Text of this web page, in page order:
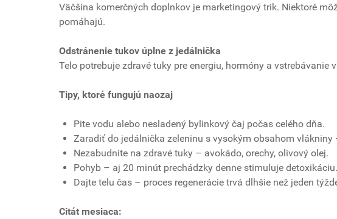
Väčšina komerčných doplnkov je marketingový trik. Niektoré
pomáhajú.
Odstránenie tukov úplne z jedálnička
Telo potrebuje zdravé tuky pre energiu, hormóny a
Tipy, ktoré fungujú naozaj
Pite vodu alebo nesladený bylinkový čaj počas celého dňa.
Zaradiť do jedálnička zeleninu s vysokým obsahom vlákniny
Nezabudnite na zdravé tuky – avokádo, orechy, olivový olej.
Pohyb – aj 20 minút prechádzky denne stimuluje detoxikáciu.
Dajte telu čas – proces regenerácie trvá dlhšie než jeden
Citát mesiaca: